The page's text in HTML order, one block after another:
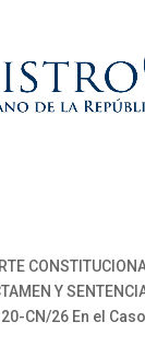
Y
CN/26 En el